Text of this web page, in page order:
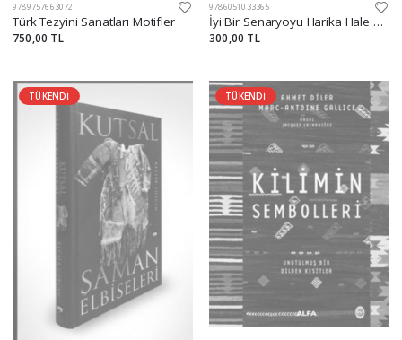
9789757663072
Türk Tezyini Sanatları Motifler
750,00 TL
9786051033365
İyi Bir Senaryoyu Harika Hale Getirmek
300,00 TL
TÜKENDİ TÜKENDİ